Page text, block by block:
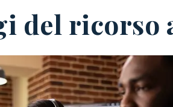
del ricorso